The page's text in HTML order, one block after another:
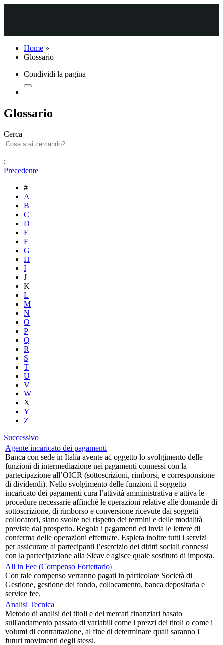
Home »
Glossario
Condividi la pagina
Glossario
Cerca
;
Precedente
#
A
B
C
D
E
F
G
H
I
J
K
L
M
N
O
P
Q
R
S
T
U
V
W
X
Y
Z
Successivo
Agente incaricato dei pagamenti
Banca con sede in Italia avente ad oggetto lo svolgimento delle
funzioni di intermediazione nei pagamenti connessi con la
partecipazione all’OICR (sottoscrizioni, rimborsi, e corresponsione
di dividendi). Nello svolgimento delle funzioni il soggetto
incaricato dei pagamenti cura l’attività amministrativa e attiva le
procedure necessarie affinché le operazioni relative alle domande di
sottoscrizione, di rimborso e conversione ricevute dai soggetti
collocatori, siano svolte nel rispetto dei termini e delle modalità
previste dal prospetto. Regola i pagamenti ed invia le lettere di
conferma delle operazioni effettuate. Espleta inoltre tutti i servizi
per assicurare ai partecipanti l’esercizio dei diritti sociali connessi
con la partecipazione alla Sicav e agisce quale sostituto di imposta.
All in Fee (Compenso Fortettario)
Con tale compenso verranno pagati in particolare Società di
Gestione, gestione del fondo, collocamento, banca depositaria e
service fee.
Analisi Tecnica
Metodo di analisi dei titoli e dei mercati finanziari basato
sull'andamento passato di variabili come i prezzi dei titoli o come i
volumi di contrattazione, al fine di determinare quali saranno i
futuri movimenti degli stessi.